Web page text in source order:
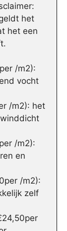
het
het een
/m2):
vocht
/m2): het
/m2):
en
/m2):
zelf